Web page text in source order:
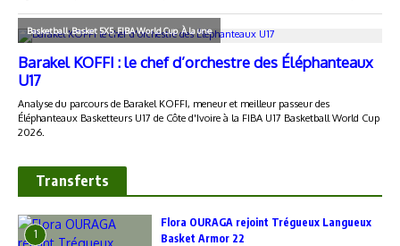
Transferts
1
Flora OURAGA rejoint Trégueux Langueux
Basket Armor 22